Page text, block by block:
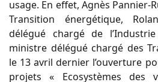
usage. En effet, Agnès Pannier-
Transition énergétique,
délégué chargé de
ministre délégué chargé des
le 13 avril dernier l’ouverture
projets « Ecosystèmes des